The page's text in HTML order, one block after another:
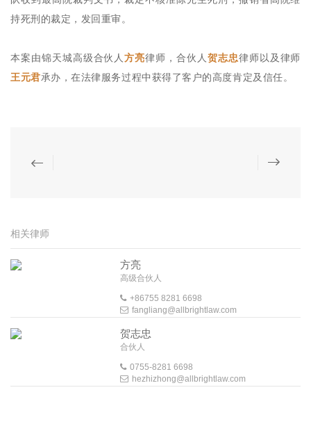
持死刑的裁定，发回重审。
本案由锦天城高级合伙人方亮律师，合伙人 贺志忠律师以及律师
王元君承办，在法律服务过程中获得了客户的高度肯定及信任。
相关律师
方亮
高级合伙人
+86755 8281 6698
fangliang@allbrightlaw.com
贺志忠
合伙人
0755-8281 6698
hezhizhong@allbrightlaw.com